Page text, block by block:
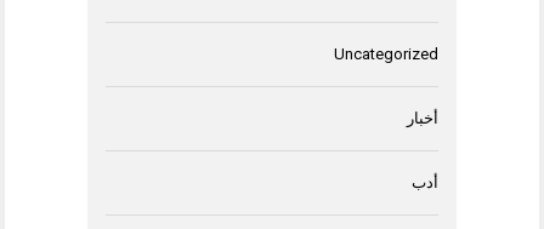
Uncategorized
أخبار
أدب